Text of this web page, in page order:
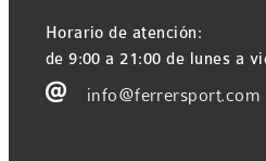
Horario de atención:
de 9:00 a 21:00 de lunes a
 info@ferrersport.com